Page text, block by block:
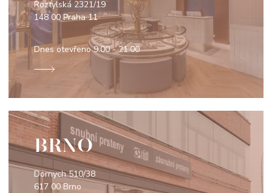
Roztylská 2321/19
148 00 Praha 11
Dnes otevřeno9:00 - 21:00
BRNO
Dornych 510/38
617 00 Brno